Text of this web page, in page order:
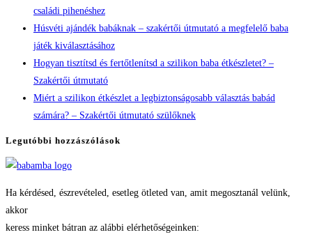
családi pihenéshez
Húsvéti ajándék babáknak – szakértői útmutató a megfelelő baba
játék kiválasztásához
Hogyan tisztítsd és fertőtlenítsd a szilikon baba étkészletet? –
Szakértői útmutató
Miért a szilikon étkészlet a legbiztonságosabb választás babád
számára? – Szakértői útmutató szülőknek
Legutóbbi hozzászólások
Ha kérdésed, észrevételed, esetleg ötleted van, amit megosztanál velünk,
akkor
keress minket bátran az alábbi elérhetőségeinken: